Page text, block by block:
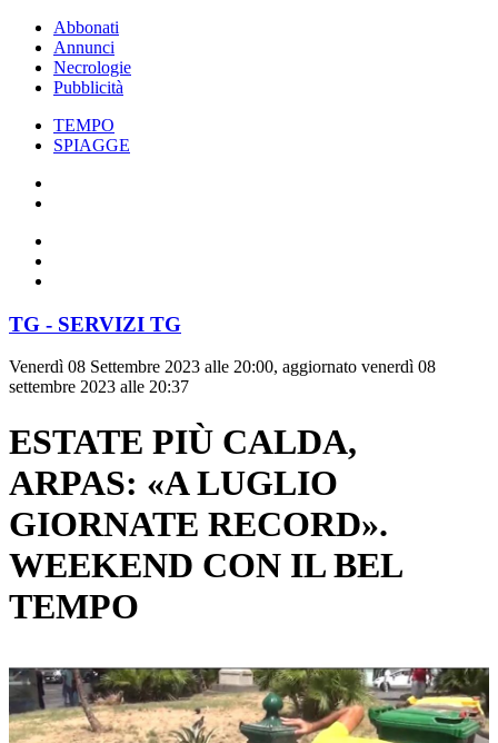
Abbonati
Annunci
Necrologie
Pubblicità
TEMPO
SPIAGGE
TG - SERVIZI TG
Venerdì 08 Settembre 2023 alle 20:00, aggiornato venerdì 08
settembre 2023 alle 20:37
ESTATE PIÙ CALDA,
ARPAS: «A LUGLIO
GIORNATE RECORD».
WEEKEND CON IL BEL
TEMPO